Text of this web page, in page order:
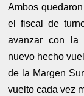
Ambos
el fiscal de
avanzar con la
nuevo hecho
de la Margen
vuelto cada vez